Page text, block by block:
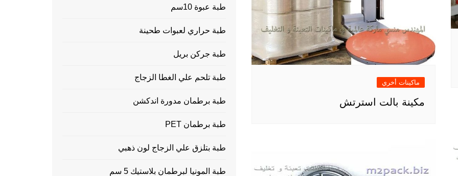
ماكينات أخري
مكينة بالت استرتش
طبة عبوة 10سم
طبة حراري لعبوات طحينة
طبة جركن بريل
طبة تلحم علي الغطا الزجاج
طبة برطمان مدورة اندكشن
طبة برطمان PET
طبة بتلزق علي الزجاج لون ذهبي
طبة المونيا لبرطمان بلاستيك 5 سم